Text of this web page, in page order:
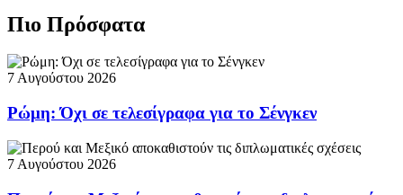
Πιο Πρόσφατα
7 Αυγούστου 2026
Ρώμη: Όχι σε τελεσίγραφα για το Σένγκεν
7 Αυγούστου 2026